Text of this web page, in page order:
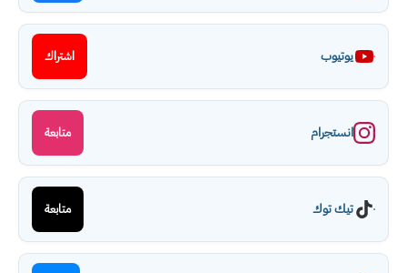
يوتيوب اشتراك
انستجرام متابعة
تيك توك متابعة